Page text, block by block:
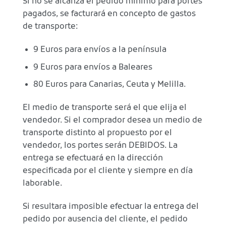
pagados, se facturará en concepto de gastos
de transporte:
9 Euros para envíos a la península
9 Euros para envíos a Baleares
80 Euros para Canarias, Ceuta y Melilla.
El medio de transporte será el que elija el
vendedor. Si el comprador desea un medio de
transporte distinto al propuesto por el
vendedor, los portes serán DEBIDOS. La
entrega se efectuará en la dirección
especificada por el cliente y siempre en día
laborable.
Si resultara imposible efectuar la entrega del
pedido por ausencia del cliente, el pedido